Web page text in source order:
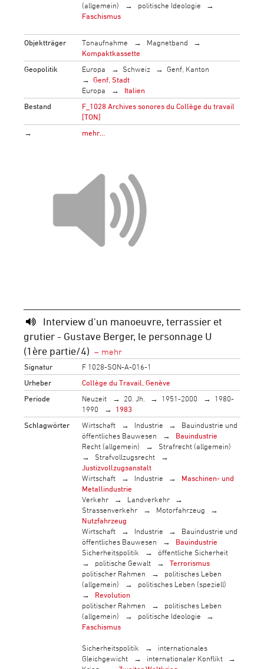
(allgemein)
politische Ideologie
Faschismus
Objektträger Tonaufnahme
Magnetband
Kompaktkassette
Geopolitik
Europa Schweiz
Genf, Kanton
Genf, Stadt
Europa
Italien
Bestand
F_1028 Archives sonores du Collège du travail
[TON]
→
mehr…
Interview d'un manoeuvre, terrassier et
grutier - Gustave Berger, le personnage U
(1ère partie/4)
Signatur
F 1028-SON-A-016-1
Urheber
Collège du Travail, Genève
Periode
Neuzeit 20. Jh. 1951-2000
1980-
1990
1983
Schlagwörter
Wirtschaft Industrie
Bauindustrie und
öffentliches Bauwesen
Bauindustrie
Recht (allgemein)
Strafrecht (allgemein)
Strafvollzugsrecht
Justizvollzugsanstalt
Wirtschaft
Industrie
Maschinen- und
Metallindustrie
Verkehr
Landverkehr
Strassenverkehr
Motorfahrzeug
Nutzfahrzeug
Wirtschaft
Industrie
Bauindustrie und
öffentliches Bauwesen
Bauindustrie
Sicherheitspolitik
öffentliche Sicherheit
politische Gewalt
Terrorismus
politischer Rahmen
politisches Leben
(allgemein)
politisches Leben (speziell)
Revolution
politischer Rahmen
politisches Leben
(allgemein)
politische Ideologie
Faschismus
Sicherheitspolitik
internationales
Gleichgewicht
internationaler Konflikt